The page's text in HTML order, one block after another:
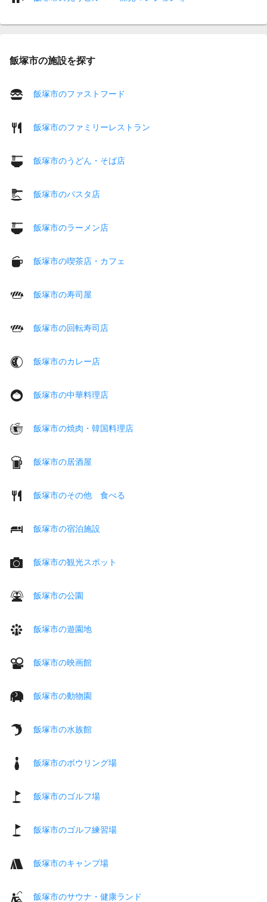
飯塚市の施設を探す
飯塚市のファストフード
飯塚市のファミリーレストラン
飯塚市のうどん・そば店
飯塚市のパスタ店
飯塚市のラーメン店
飯塚市の喫茶店・カフェ
飯塚市の寿司屋
飯塚市の回転寿司店
飯塚市のカレー店
飯塚市の中華料理店
飯塚市の焼肉・韓国料理店
飯塚市の居酒屋
飯塚市のその他 食べる
飯塚市の宿泊施設
飯塚市の観光スポット
飯塚市の公園
飯塚市の遊園地
飯塚市の映画館
飯塚市の動物園
飯塚市の水族館
飯塚市のボウリング場
飯塚市のゴルフ場
飯塚市のゴルフ練習場
飯塚市のキャンプ場
飯塚市のサウナ・健康ランド